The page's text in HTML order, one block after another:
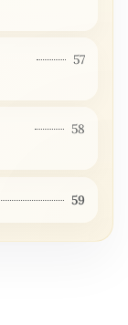
57
58
59